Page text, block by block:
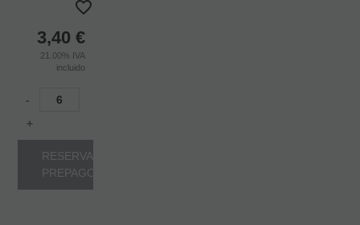
3,40 €
21.00% IVA
incluido
-
+
RESERVA
PREPAGO